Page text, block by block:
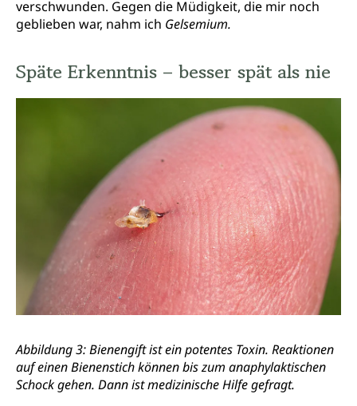
verschwunden. Gegen die Müdigkeit, die mir noch
geblieben war, nahm ich Gelsemium.
Späte Erkenntnis – besser spät als nie
Abbildung 3: Bienengift ist ein potentes Toxin. Reaktionen
auf einen Bienenstich können bis zum anaphylaktischen
Schock gehen. Dann ist medizinische Hilfe gefragt.